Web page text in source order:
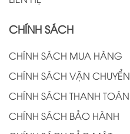
CHÍNH SÁCH
CHÍNH SÁCH MUA HÀNG
CHÍNH SÁCH VẬN CHUYỂN
CHÍNH SÁCH THANH TOÁN
CHÍNH SÁCH BẢO HÀNH